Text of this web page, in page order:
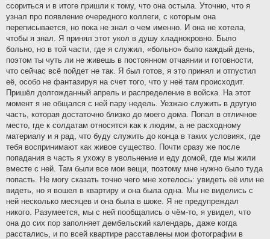
ссориться и в итоге пришли к тому, что она остыла. Уточню, что я
узнал про появление очередного коллеги, с которым она
переписывается, но пока не знал о чем именно. И она не хотела,
чтобы я знал. Я принял этот укол в душу хладнокровно. Было
больно, но в той части, где я служил, «больно» было каждый день,
поэтом ты чуть ли не живешь в постоянном отчаянии и готовности,
что сейчас всё пойдет не так. Я был готов, я это принял и отпустил
её, особо не фантазируя на счет того, что у неё там происходит.
Пришёл долгожданный апрель и распределение в войска. На этот
момент я не общался с ней пару недель. Уезжаю служить в другую
часть, которая достаточно близко до моего дома. Попал в отличное
место, где к солдатам относятся как к людям, а не расходному
материалу и я рад, что буду служить до конца в таких условиях, где
тебя воспринимают как живое существо. Почти сразу же после
попадания в часть я ухожу в увольнение и еду домой, где мы жили
вместе с ней. Там были все мои вещи, поэтому мне нужно было туда
попасть. Не могу сказать точно чего мне хотелось: увидеть её или не
видеть, но я вошел в квартиру и она была одна. Мы не виделись с
ней несколько месяцев и она была в шоке. Я не предупреждал
никого. Разумеется, мы с ней пообщались о чём-то, я увидел, что
она до сих пор заполняет дембельский календарь, даже когда
расстались, и по всей квартире расставлены мои фотографии в